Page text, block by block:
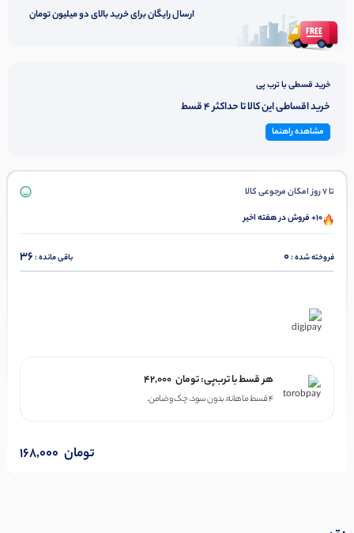
ارسال رایگان برای خرید بالای دو میلیون تومان
خرید قسطی با ترب پی
خرید اقساطی این کالا تا حداکثر 4 قسط
مشاهده راهنما
تا 7 روز امکان مرجوعی کالا
10+ فروش در هفته اخیر
فروخته شده :0 باقی مانده :36
هر قسط با ترب‌پی: 42,000 تومان
۴ قسط ماهانه. بدون سود، چک و ضامن.
168,000 تومان